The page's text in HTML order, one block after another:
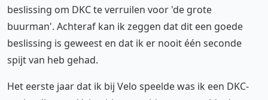
beslissing om DKC te verruilen voor 'de grote
buurman'. Achteraf kan ik zeggen dat dit een goede
beslissing is geweest en dat ik er nooit één seconde
spijt van heb gehad.
Het eerste jaar dat ik bij Velo speelde was ik een DKC-